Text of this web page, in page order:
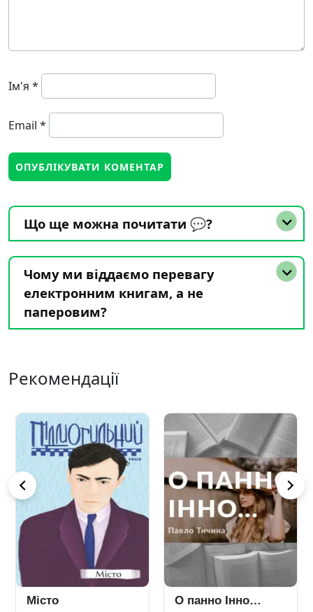
Ім'я *
Email *
Що ще можна почитати 💬?
Чому ми віддаємо перевагу
електронним книгам, а не
паперовим?
Рекомендації
Місто О панно Інно…